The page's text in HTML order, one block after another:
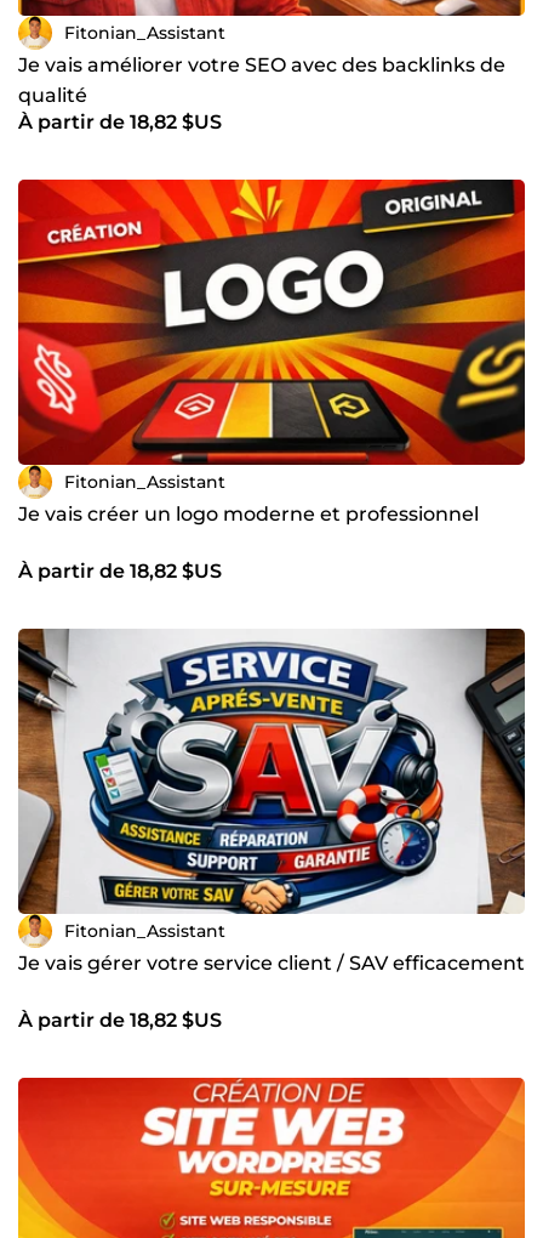
Fitonian_Assistant
Je vais améliorer votre SEO avec des backlinks de
qualité
À partir de 18,82 $US
Fitonian_Assistant
Je vais créer un logo moderne et professionnel
À partir de 18,82 $US
Fitonian_Assistant
Je vais gérer votre service client / SAV efficacement
À partir de 18,82 $US